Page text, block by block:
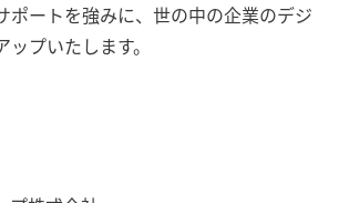
ポートを強みに、世の中の企業のデジ
プいたします。